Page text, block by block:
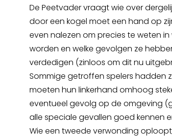
De Peetvader vraagt wie over
door een kogel moet een hand op
even nalezen om precies te weten
worden en welke gevolgen ze
verdedigen (zinloos om dit nu
Sommige getroffen spelers hadden
moeten hun linkerhand omhoog
eventueel gevolg op de omgeving
alle speciale gevallen goed kennen
Wie een tweede verwonding